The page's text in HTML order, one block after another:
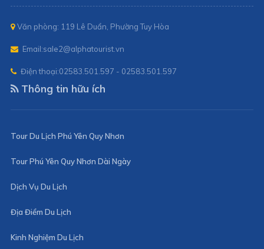
Văn phòng: 119 Lê Duẩn, Phường Tuy Hòa
Email:sale2@alphatourist.vn
Điện thoại:02583.501.597 - 02583.501.597
Thông tin hữu ích
Tour Du Lịch Phú Yên Quy Nhơn
Tour Phú Yên Quy Nhơn Dài Ngày
Dịch Vụ Du Lịch
Địa Điểm Du Lịch
Kinh Nghiệm Du Lịch